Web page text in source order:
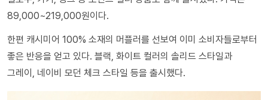
89,000~219,000원이다.
한편 캐시미어 100% 소재의 머플러를 선보여 이미 소비자들로부터
좋은 반응을 얻고 있다. 블랙, 화이트 컬러의 솔리드 스타일과
그레이, 네이비 모던 체크 스타일 등을 출시했다.